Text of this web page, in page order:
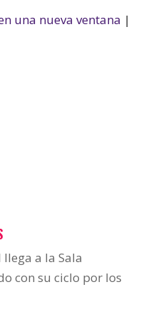
una nueva ventana |
a la Sala
con su ciclo por los